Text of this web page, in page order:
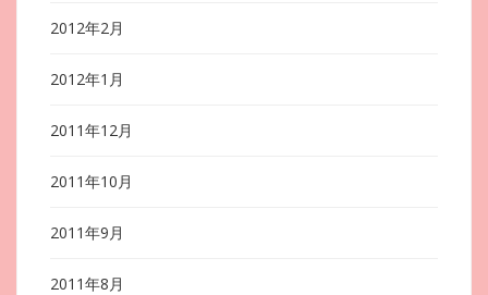
2012年2月
2012年1月
2011年12月
2011年10月
2011年9月
2011年8月